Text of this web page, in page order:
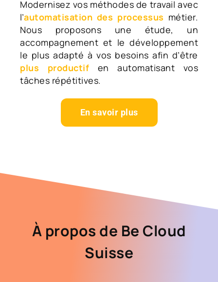
Modernisez vos méthodes de travail avec
l’automatisation des processus métier.
Nous proposons une étude, un
accompagnement et le développement
le plus adapté à vos besoins afin d’être
plus productif en automatisant vos
tâches répétitives.
En savoir plus
À propos de Be Cloud
Suisse